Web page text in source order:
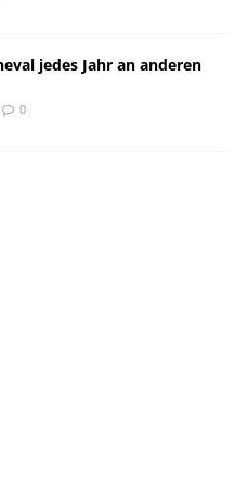
jedes Jahr an anderen
0